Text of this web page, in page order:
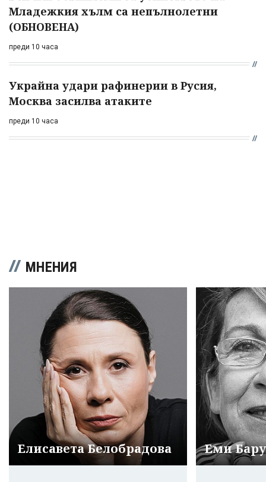
Младежкия хълм са непълнолетни
(ОБНОВЕНА)
преди 10 часа
Украйна удари рафинерии в Русия,
Москва засилва атаките
преди 10 часа
МНЕНИЯ
Елисавета Белобрадова Еми